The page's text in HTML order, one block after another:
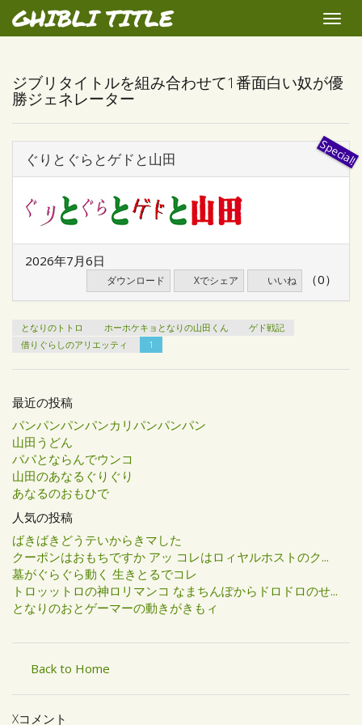
GHIBLI TITLE
Toggle
ジブリタイトルを組み合わせて1番面白い奴が優
勝ジェネレーター
ぐりとぐらとゲドと山田
2026年7月6日
ダウンロード Xでシェア いいね （0）
となりのトトロ ホーホケキョとなりの山田くん
ゲド戦記
借りぐらしのアリエッティ
1
最近の投稿
パンパンパンパンカリパンパンパン
山田うどん
パパとならんでウンコ
山田のあなるぐりぐり
あなるのおもひで
人気の投稿
ばきばきどうテいからきマした
クーポンはおもちですか アッ コレはロィヤルホストのク...
墓がぐらぐら動く 生きとるでコレ
トロッットロの神ロリマンコ なまちんぽからドロドロのせ...
となりのおとゲーマーの動きがきもィ
Back to Home
Xコメント